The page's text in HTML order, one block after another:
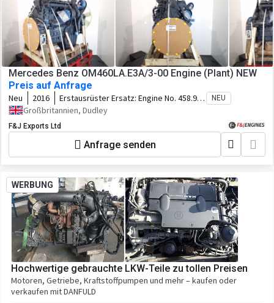
Mercedes Benz OM460LA.E3A/3-00 Engine (Plant) NEW
Preis auf Anfrage
Neu 2016 Erstausrüster Ersatz: Engine No. 458.991
U1 107.941
NEU
Großbritannien, Dudley
F&J Exports Ltd
Anfrage senden
WERBUNG
Hochwertige gebrauchte LKW-Teile zu tollen Preisen
Motoren, Getriebe, Kraftstoffpumpen und mehr – kaufen oder
verkaufen mit DANFULD